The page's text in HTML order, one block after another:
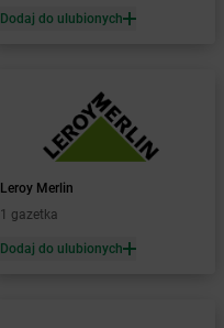
Dodaj do ulubionych
Leroy Merlin
1 gazetka
Dodaj do ulubionych